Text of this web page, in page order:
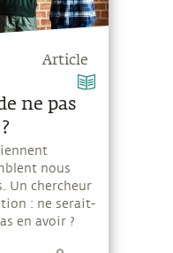
Article
ne pas
nous
Un chercheur
: ne serait-
en avoir ?